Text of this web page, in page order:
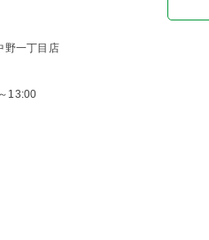
野一丁目店
13:00